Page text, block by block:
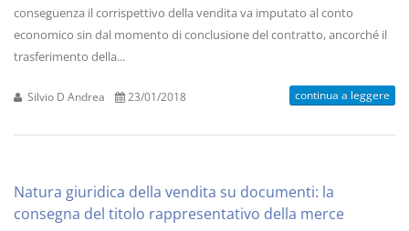
conseguenza il corrispettivo della vendita va imputato al conto
economico sin dal momento di conclusione del contratto, ancorché il
trasferimento della...
Silvio D Andrea 23/01/2018 continua a leggere
Natura giuridica della vendita su documenti: la
consegna del titolo rappresentativo della merce